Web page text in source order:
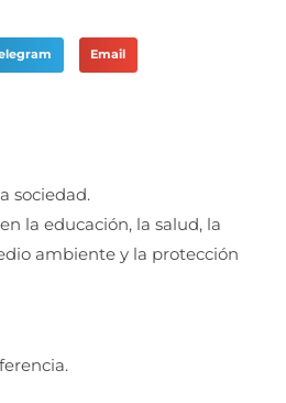
Email
sociedad.
la educación, la salud, la
ambiente y la protección